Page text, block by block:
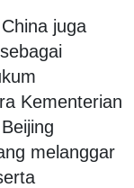
juga
Kementerian
melanggar